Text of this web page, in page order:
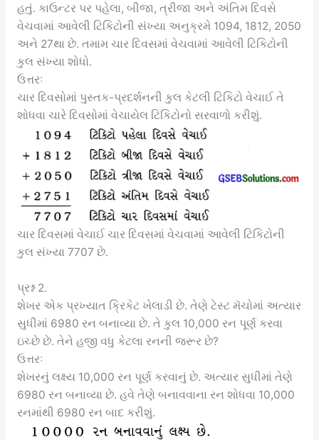
હતું. કાઉન્ટર પર પહેલા, બીજા, ત્રીજા અને અંતિમ દિવસે
વેચવામાં આવેલી ટિકિટોની સંખ્યા અનુક્રમે 1094, 1812, 2050
અને 27થા છે. તમામ ચાર દિવસમાં વેચવામાં આવેલી ટિકિટોની
કુલ સંખ્યા શોધો.
ઉત્તરઃ
ચાર દિવસોમાં પુસ્તક-પ્રદર્શનની કુલ કેટલી ટિકિટો વેચાઈ તે
શોધવા ચારે દિવસોમાં વેચાયેલ ટિકિટોનો સરવાળો કરીશું.
ચાર દિવસમાં વેચાઈ ચાર દિવસમાં વેચવામાં આવેલી ટિકિટોની
કુલ સંખ્યા 7707 છે.
પ્રશ્ન 2.
શેખર એક પ્રખ્યાત ક્રિકેટ ખેલાડી છે. તેણે ટેસ્ટ મૅચોમાં અત્યાર
સુધીમાં 6980 રન બનાવ્યા છે. તે કુલ 10,000 રન પૂર્ણ કરવા
ઇચ્છે છે. તેને હજી વધુ કેટલા રનની જરૂર છે?
ઉત્તરઃ
શેખરનું લક્ષ્ય 10,000 રન પૂર્ણ કરવાનું છે. અત્યાર સુધીમાં તેણે
6980 રન બનાવ્યા છે. હવે તેણે બનાવવાના રન શોધવા 10,000
રનમાંથી 6980 રન બાદ કરીશું.